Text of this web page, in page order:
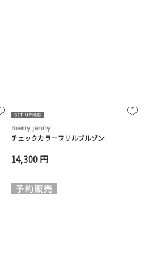
merry jenny
チェックカラーフリルブルゾン
14,300 円